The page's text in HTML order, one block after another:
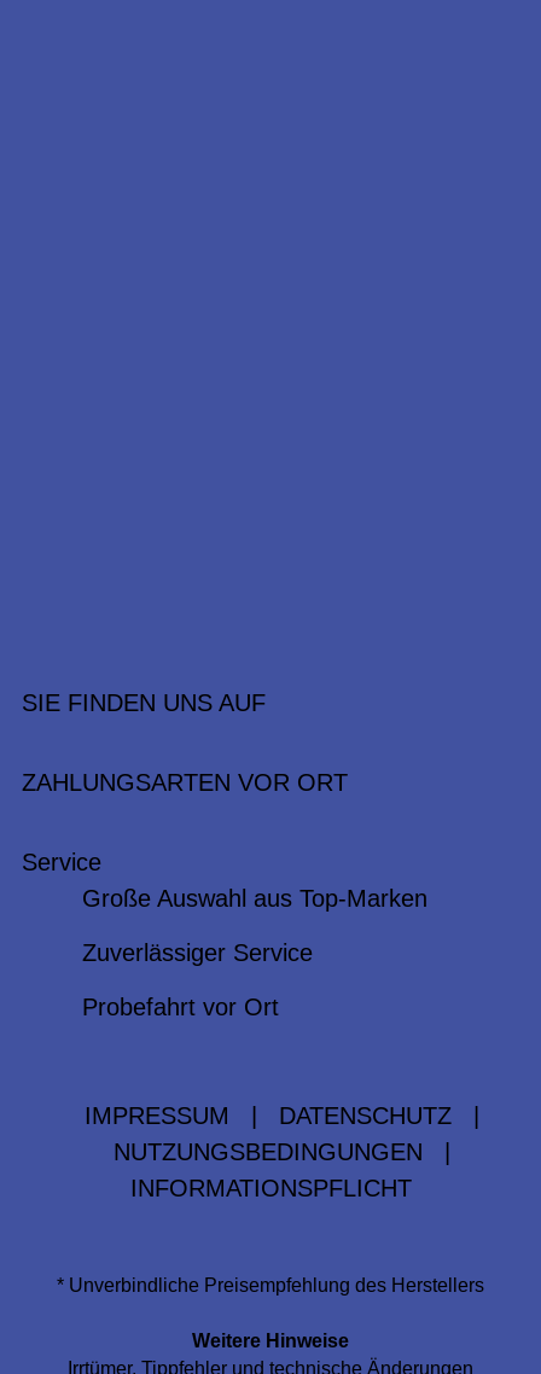
SIE FINDEN UNS AUF
ZAHLUNGSARTEN VOR ORT
Service
Große Auswahl aus Top-Marken
Zuverlässiger Service
Probefahrt vor Ort
IMPRESSUM DATENSCHUTZ
NUTZUNGSBEDINGUNGEN
INFORMATIONSPFLICHT
* Unverbindliche Preisempfehlung des Herstellers
Weitere Hinweise
Irrtümer, Tippfehler und technische Änderungen